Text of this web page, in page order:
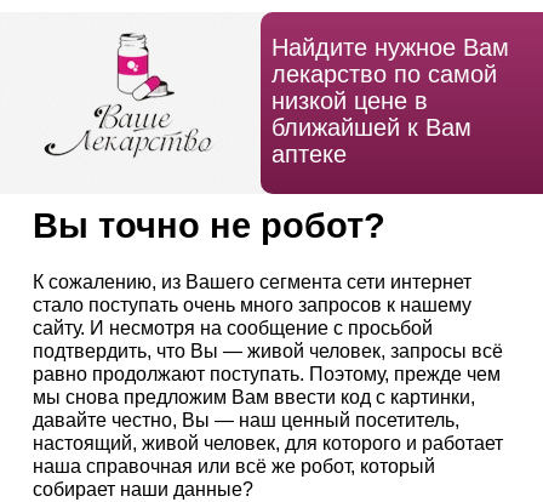
Найдите нужное Вам
лекарство по самой
низкой цене в
ближайшей к Вам
аптеке
Вы точно не робот?
К сожалению, из Вашего сегмента сети интернет
стало поступать очень много запросов к нашему
сайту. И несмотря на сообщение с просьбой
подтвердить, что Вы — живой человек, запросы всё
равно продолжают поступать. Поэтому, прежде чем
мы снова предложим Вам ввести код с картинки,
давайте честно, Вы — наш ценный посетитель,
настоящий, живой человек, для которого и работает
наша справочная или всё же робот, который
собирает наши данные?